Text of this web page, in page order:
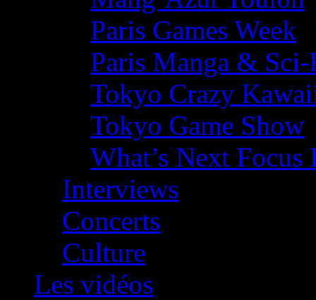
Paris Games Week
Paris Manga &
Tokyo Crazy
Tokyo Game Show
What’s Next
Interviews
Concerts
Culture
Les vidéos